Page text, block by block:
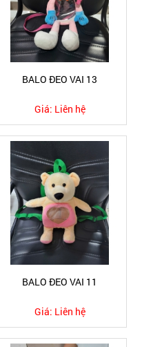
BALO ĐEO VAI 13
Giá: Liên hệ
BALO ĐEO VAI 11
Giá: Liên hệ